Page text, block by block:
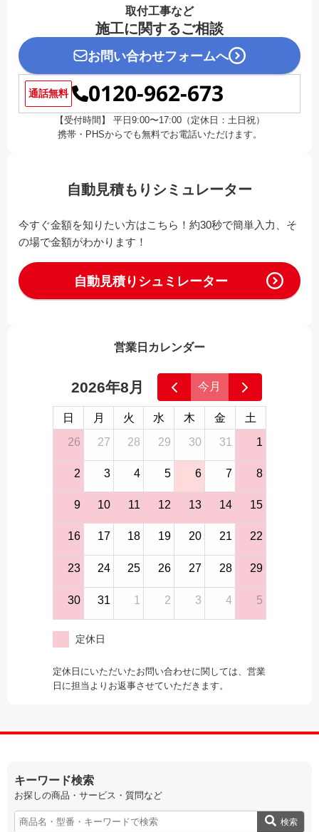
取付工事など
施工に関するご相談
お問い合わせフォームへ
通話無料 0120-962-673
【受付時間】 平日9:00〜17:00（定休日：土日祝）
携帯・PHSからでも無料でお電話いただけます。
自動見積もりシミュレーター
今すぐ金額を知りたい方はこちら！約30秒で簡単入力、そ
の場で金額がわかります！
自動見積りシュミレーター
営業日カレンダー
2026年8月 今月
日 月 火 水 木 金
土
26
27 28 29 30 31 1
2 3 4 5 6 7 8
9 10 11 12 13 14 15
16 17 18 19 20 21 22
23 24 25 26 27 28 29
30 31 1 2 3 4 5
定休日
定休日にいただいたお問い合わせに関しては、営業
日に担当よりお返事させていただきます。
キーワード検索
お探しの商品・サービス・質問など
検索